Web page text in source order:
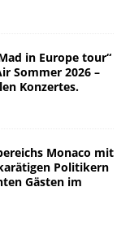
in Europe tour“
Sommer 2026 –
Konzertes.
Monaco mit
Politikern
Gästen im